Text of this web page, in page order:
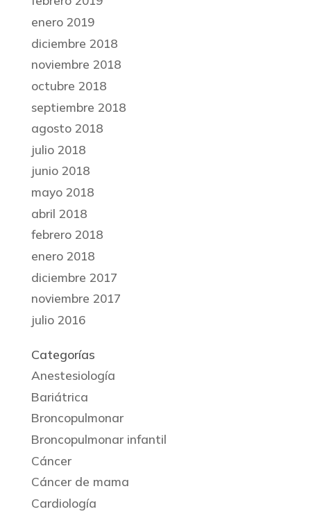
enero 2019
diciembre 2018
noviembre 2018
octubre 2018
septiembre 2018
agosto 2018
julio 2018
junio 2018
mayo 2018
abril 2018
febrero 2018
enero 2018
diciembre 2017
noviembre 2017
julio 2016
Categorías
Anestesiología
Bariátrica
Broncopulmonar
Broncopulmonar infantil
Cáncer
Cáncer de mama
Cardiología